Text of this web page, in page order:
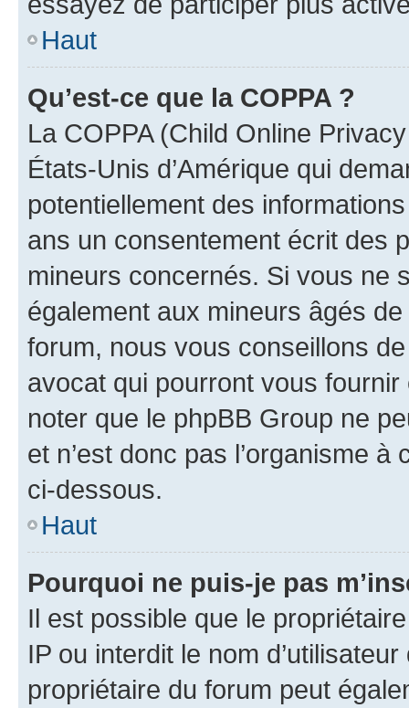
Haut
Qu’est-ce que la COPPA ?
La COPPA (Child Online
États-Unis d’Amérique qui
potentiellement des
ans un consentement écrit des
mineurs concernés. Si vous ne
également aux mineurs âgés
forum, nous vous conseillons
avocat qui pourront vous
noter que le phpBB Group ne
et n’est donc pas l’organisme
ci-dessous.
Haut
Pourquoi ne puis-je pas
Il est possible que le
IP ou interdit le nom
propriétaire du forum peut